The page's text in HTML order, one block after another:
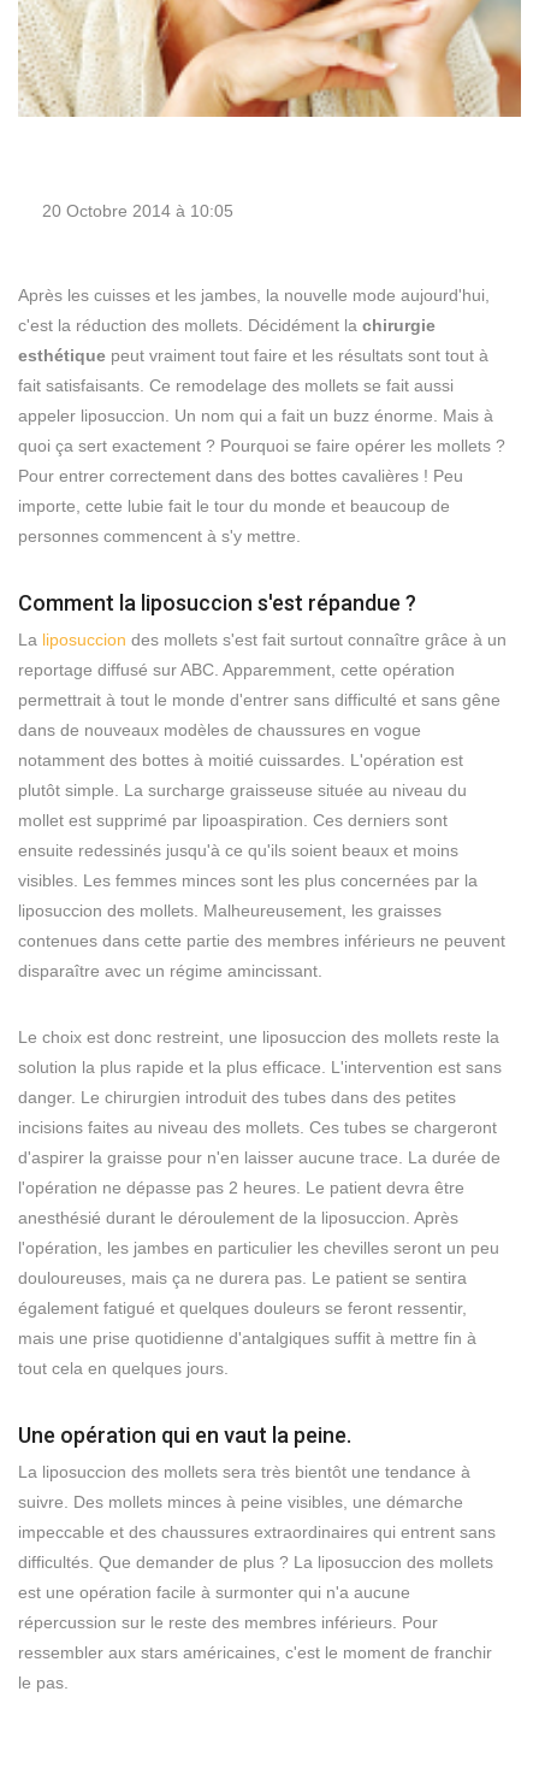
20 Octobre 2014 à 10:05
Après les cuisses et les jambes, la nouvelle mode aujourd'hui,
c'est la réduction des mollets. Décidément la chirurgie
esthétique peut vraiment tout faire et les résultats sont tout à
fait satisfaisants. Ce remodelage des mollets se fait aussi
appeler liposuccion. Un nom qui a fait un buzz énorme. Mais à
quoi ça sert exactement ? Pourquoi se faire opérer les mollets ?
Pour entrer correctement dans des bottes cavalières ! Peu
importe, cette lubie fait le tour du monde et beaucoup de
personnes commencent à s'y mettre.
Comment la liposuccion s'est répandue ?
La liposuccion des mollets s'est fait surtout connaître grâce à un
reportage diffusé sur ABC. Apparemment, cette opération
permettrait à tout le monde d'entrer sans difficulté et sans gêne
dans de nouveaux modèles de chaussures en vogue
notamment des bottes à moitié cuissardes. L'opération est
plutôt simple. La surcharge graisseuse située au niveau du
mollet est supprimé par lipoaspiration. Ces derniers sont
ensuite redessinés jusqu'à ce qu'ils soient beaux et moins
visibles. Les femmes minces sont les plus concernées par la
liposuccion des mollets. Malheureusement, les graisses
contenues dans cette partie des membres inférieurs ne peuvent
disparaître avec un régime amincissant.
Le choix est donc restreint, une liposuccion des mollets reste la
solution la plus rapide et la plus efficace. L'intervention est sans
danger. Le chirurgien introduit des tubes dans des petites
incisions faites au niveau des mollets. Ces tubes se chargeront
d'aspirer la graisse pour n'en laisser aucune trace. La durée de
l'opération ne dépasse pas 2 heures. Le patient devra être
anesthésié durant le déroulement de la liposuccion. Après
l'opération, les jambes en particulier les chevilles seront un peu
douloureuses, mais ça ne durera pas. Le patient se sentira
également fatigué et quelques douleurs se feront ressentir,
mais une prise quotidienne d'antalgiques suffit à mettre fin à
tout cela en quelques jours.
Une opération qui en vaut la peine.
La liposuccion des mollets sera très bientôt une tendance à
suivre. Des mollets minces à peine visibles, une démarche
impeccable et des chaussures extraordinaires qui entrent sans
difficultés. Que demander de plus ? La liposuccion des mollets
est une opération facile à surmonter qui n'a aucune
répercussion sur le reste des membres inférieurs. Pour
ressembler aux stars américaines, c'est le moment de franchir
le pas.